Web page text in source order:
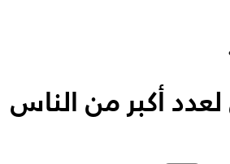
أكبر من الناس